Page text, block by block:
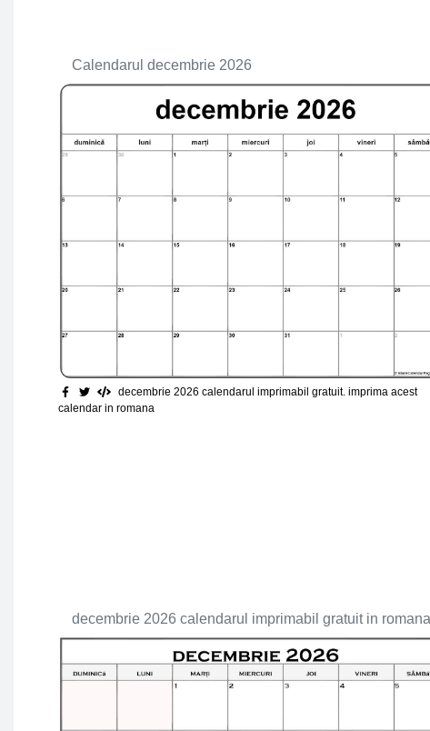
Calendarul decembrie 2026
decembrie 2026 calendarul imprimabil gratuit. imprima acest
calendar in romana
decembrie 2026 calendarul imprimabil gratuit in romana